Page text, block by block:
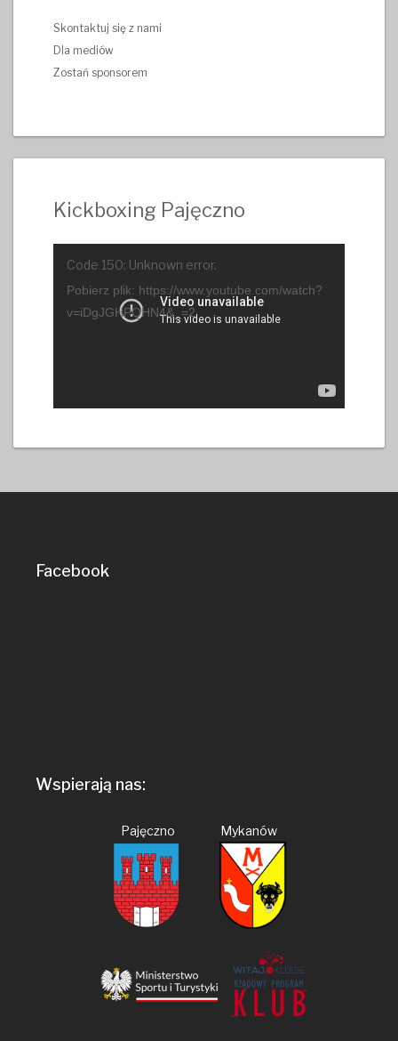
Skontaktuj się z nami
Dla mediów
Zostań sponsorem
Kickboxing Pajęczno
Code 150: Unknown error.
Pobierz plik: https://www.youtube.com/watch?
v=iDgJGHPQHN4&_=2
Facebook
Wspierają nas:
Pajęczno Mykanów